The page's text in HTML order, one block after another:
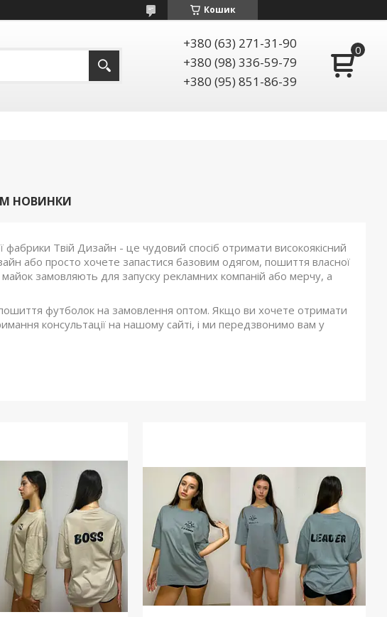
Кошик
+380 (63) 271-31-90
+380 (98) 336-59-79
+380 (95) 851-86-39
НОВИНКИ
Твій Дизайн - це чудовий спосіб отримати високоякісний
або просто хочете запастися базовим одягом, пошиття власної
замовляють для запуску рекламних компаній або мерчу, а
футболок на замовлення оптом. Якщо ви хочете отримати
консультації на нашому сайті, і ми передзвонимо вам у